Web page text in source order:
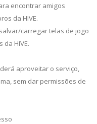
encontrar amigos
da HIVE.
carregar telas de jogo
HIVE.
aproveitar o serviço,
sem dar permissões de